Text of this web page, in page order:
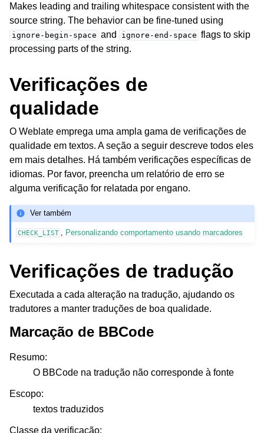
Makes leading and trailing whitespace consistent with the
source string. The behavior can be fine-tuned using
ignore-begin-space and ignore-end-space flags to skip
processing parts of the string.
Verificações de
qualidade
O Weblate emprega uma ampla gama de verificações de
qualidade em textos. A seção a seguir descreve todos eles
em mais detalhes. Há também verificações específicas de
idiomas. Por favor, preencha um relatório de erro se
alguma verificação for relatada por engano.
Ver também
CHECK_LIST Personalizando comportamento usando marcadores
Verificações de tradução
Executada a cada alteração na tradução, ajudando os
tradutores a manter traduções de boa qualidade.
Marcação de BBCode
Resumo:
O BBCode na tradução não corresponde à fonte
Escopo:
textos traduzidos
Classe da verificação: